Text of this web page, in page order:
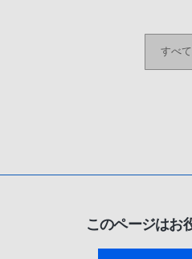
すべ
このページはお